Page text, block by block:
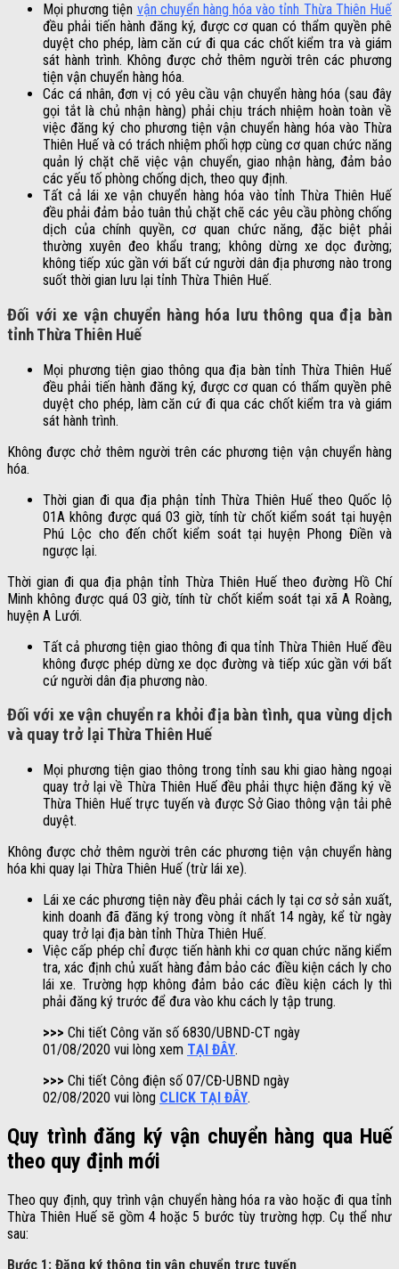
Mọi phương tiện vận chuyển hàng hóa vào tỉnh Thừa Thiên Huế
đều phải tiến hành đăng ký, được cơ quan có thẩm quyền phê
duyệt cho phép, làm căn cứ đi qua các chốt kiểm tra và giám
sát hành trình. Không được chở thêm người trên các phương
tiện vận chuyển hàng hóa.
Các cá nhân, đơn vị có yêu cầu vận chuyển hàng hóa (sau đây
gọi tắt là chủ nhận hàng) phải chịu trách nhiệm hoàn toàn về
việc đăng ký cho phương tiện vận chuyển hàng hóa vào Thừa
Thiên Huế và có trách nhiệm phối hợp cùng cơ quan chức năng
quản lý chặt chẽ việc vận chuyển, giao nhận hàng, đảm bảo
các yếu tố phòng chống dịch, theo quy định.
Tất cả lái xe vận chuyển hàng hóa vào tỉnh Thừa Thiên Huế
đều phải đảm bảo tuân thủ chặt chẽ các yêu cầu phòng chống
dịch của chính quyền, cơ quan chức năng, đặc biệt phải
thường xuyên đeo khẩu trang; không dừng xe dọc đường;
không tiếp xúc gần với bất cứ người dân địa phương nào trong
suốt thời gian lưu lại tỉnh Thừa Thiên Huế.
Đối với xe vận chuyển hàng hóa lưu thông qua địa bàn
tỉnh Thừa Thiên Huế
Mọi phương tiện giao thông qua địa bàn tỉnh Thừa Thiên Huế
đều phải tiến hành đăng ký, được cơ quan có thẩm quyền phê
duyệt cho phép, làm căn cứ đi qua các chốt kiểm tra và giám
sát hành trình.
Không được chở thêm người trên các phương tiện vận chuyển hàng
hóa.
Thời gian đi qua địa phận tỉnh Thừa Thiên Huế theo Quốc lộ
01A không được quá 03 giờ, tính từ chốt kiểm soát tại huyện
Phú Lộc cho đến chốt kiểm soát tại huyện Phong Điền và
ngược lại.
Thời gian đi qua địa phận tỉnh Thừa Thiên Huế theo đường Hồ Chí
Minh không được quá 03 giờ, tính từ chốt kiểm soát tại xã A Roàng,
huyện A Lưới.
Tất cả phương tiện giao thông đi qua tỉnh Thừa Thiên Huế đều
không được phép dừng xe dọc đường và tiếp xúc gần với bất
cứ người dân địa phương nào.
Đối với xe vận chuyển ra khỏi địa bàn tình, qua vùng dịch
và quay trở lại Thừa Thiên Huế
Mọi phương tiện giao thông trong tỉnh sau khi giao hàng ngoại
quay trở lại về Thừa Thiên Huế đều phải thực hiện đăng ký về
Thừa Thiên Huế trực tuyến và được Sở Giao thông vận tải phê
duyệt.
Không được chở thêm người trên các phương tiện vận chuyển hàng
hóa khi quay lại Thừa Thiên Huế (trừ lái xe).
Lái xe các phương tiện này đều phải cách ly tại cơ sở sản xuất,
kinh doanh đã đăng ký trong vòng ít nhất 14 ngày, kể từ ngày
quay trở lại địa bàn tỉnh Thừa Thiên Huế.
Việc cấp phép chỉ được tiến hành khi cơ quan chức năng kiểm
tra, xác định chủ xuất hàng đảm bảo các điều kiện cách ly cho
lái xe. Trường hợp không đảm bảo các điều kiện cách ly thì
phải đăng ký trước để đưa vào khu cách ly tập trung.
>>> Chi tiết Công văn số 6830/UBND-CT ngày
01/08/2020 vui lòng xem TẠI ĐÂY.
>>> Chi tiết Công điện số 07/CĐ-UBND ngày
02/08/2020 vui lòng CLICK TẠI ĐÂY.
Quy trình đăng ký vận chuyển hàng qua Huế
theo quy định mới
Theo quy định, quy trình vận chuyển hàng hóa ra vào hoặc đi qua tỉnh
Thừa Thiên Huế sẽ gồm 4 hoặc 5 bước tùy trường hợp. Cụ thể như
sau:
Bước 1: Đăng ký thông tin vận chuyển trực tuyến